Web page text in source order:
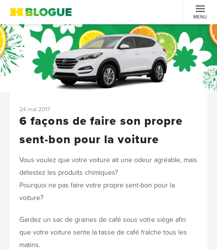
MENU
24 mai 2017
6 façons de faire son propre
sent-bon pour la voiture
Vous voulez que votre voiture ait une odeur agréable, mais
détestez les produits chimiques?
Pourquoi ne pas faire votre propre sent-bon pour la
voiture?
Gardez un sac de graines de café sous votre siège afin
que votre voiture sente la tasse de café fraîche tous les
matins.